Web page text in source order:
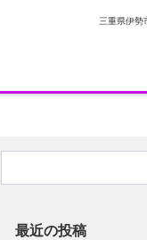
三重県伊勢
最近の投稿